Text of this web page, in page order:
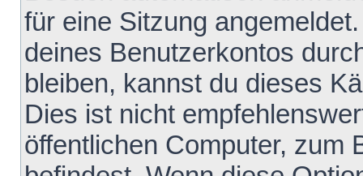
für eine Sitzung
deines Benutzerkontos
bleiben, kannst du dieses
Dies ist nicht
öffentlichen Computer, zum